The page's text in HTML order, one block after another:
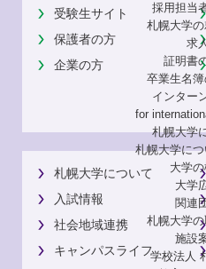
採用担当
札幌大学
求
証明書
卒業生名
インター
for
札幌大学
札幌大学に
大学
大学
関連
札幌大学
施設
学校法人
受験生サイト
保護者の方
企業の方
札幌大学について
入試情報
社会地域連携
キャンパスライフ